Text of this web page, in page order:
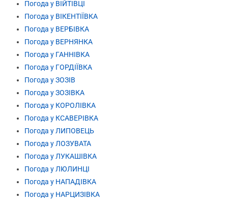
Погода у ВІЙТІВЦІ
Погода у ВІКЕНТІЇВКА
Погода у ВЕРБІВКА
Погода у ВЕРНЯНКА
Погода у ГАННІВКА
Погода у ГОРДІЇВКА
Погода у ЗОЗІВ
Погода у ЗОЗІВКА
Погода у КОРОЛІВКА
Погода у КСАВЕРІВКА
Погода у ЛИПОВЕЦЬ
Погода у ЛОЗУВАТА
Погода у ЛУКАШІВКА
Погода у ЛЮЛИНЦІ
Погода у НАПАДІВКА
Погода у НАРЦИЗІВКА